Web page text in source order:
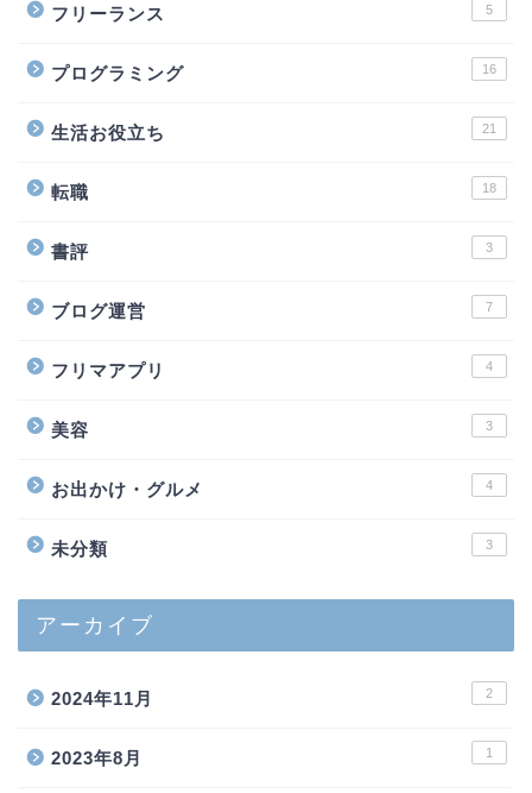
フリーランス 5
プログラミング 16
生活お役立ち 21
転職 18
書評 3
ブログ運営 7
フリマアプリ 4
美容 3
お出かけ・グルメ 4
未分類 3
アーカイブ
2024年11月 2
2023年8月 1